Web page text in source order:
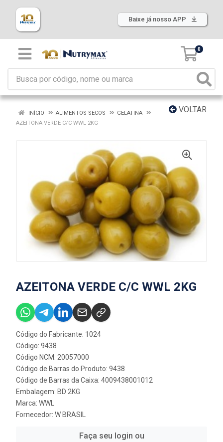
Baixe já nosso APP
0
VOLTAR
INÍCIO ALIMENTOS SECOS
GELATINA
AZEITONA VERDE C/C WWL 2KG
AZEITONA VERDE C/C WWL 2KG
Código do Fabricante: 1024
Código: 9438
Código NCM: 20057000
Código de Barras do Produto: 9438
Código de Barras da Caixa: 4009438001012
Embalagem: BD 2KG
Marca: WWL
Fornecedor: W BRASIL
Faça seu login ou